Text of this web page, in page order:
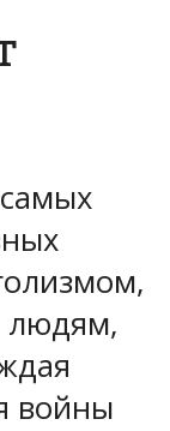
людям,
войны